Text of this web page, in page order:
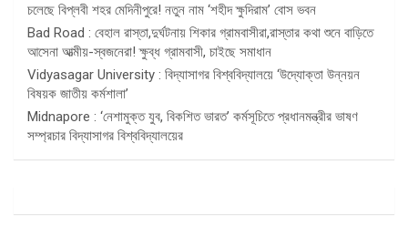
চলেছে বিপ্লবী শহর মেদিনীপুরে! নতুন নাম ‘শহীদ ক্ষুদিরাম’ বোস ভবন
Bad Road : বেহাল রাস্তা,দুর্ঘটনায় শিকার গ্রামবাসীরা,রাস্তার কথা শুনে বাড়িতে
আসেনা আত্মীয়-স্বজনেরা! ক্ষুব্ধ গ্রামবাসী, চাইছে সমাধান
Vidyasagar University : বিদ্যাসাগর বিশ্ববিদ্যালয়ে ‘উদ্যোক্তা উন্নয়ন
বিষয়ক জাতীয় কর্মশালা’
Midnapore : ‘নেশামুক্ত যুব, বিকশিত ভারত’ কর্মসূচিতে প্রধানমন্ত্রীর ভাষণ
সম্প্রচার বিদ্যাসাগর বিশ্ববিদ্যালয়ের